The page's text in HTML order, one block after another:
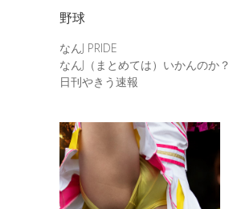
野球
なんJ PRIDE
なんJ（まとめては）いかんのか？
日刊やきう速報